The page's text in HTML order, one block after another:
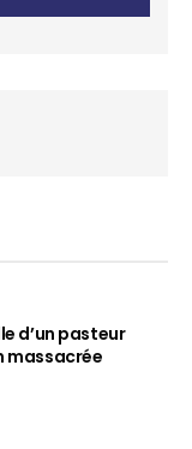
d’un pasteur
massacrée